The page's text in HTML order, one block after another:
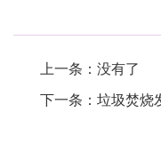
上一条：没有了
下一条： 垃圾焚烧